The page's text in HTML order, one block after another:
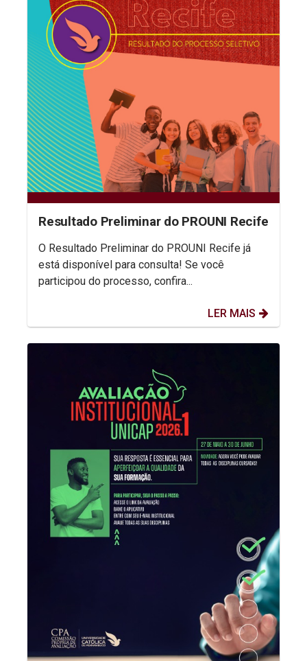
Resultado Preliminar do PROUNI Recife
O Resultado Preliminar do PROUNI Recife já
está disponível para consulta! Se você
participou do processo, confira...
LER MAIS